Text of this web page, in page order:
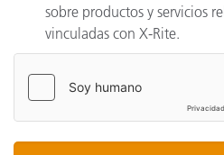
sobre productos y servicios
vinculadas con X-Rite.